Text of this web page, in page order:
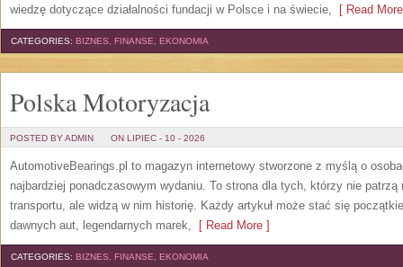
wiedzę dotyczące działalności fundacji w Polsce i na świecie, [ Read
CATEGORIES: BIZNES, FINANSE, EKONOMIA
Polska Motoryzacja
POSTED BY ADMIN ON LIPIEC - 10 - 2026
AutomotiveBearings.pl to magazyn internetowy stworzone z myślą o
najbardziej ponadczasowym wydaniu. To strona dla tych, którzy nie patrzą
transportu, ale widzą w nim historię. Każdy artykuł może stać się
dawnych aut, legendarnych marek, [ Read More ]
CATEGORIES: BIZNES, FINANSE, EKONOMIA